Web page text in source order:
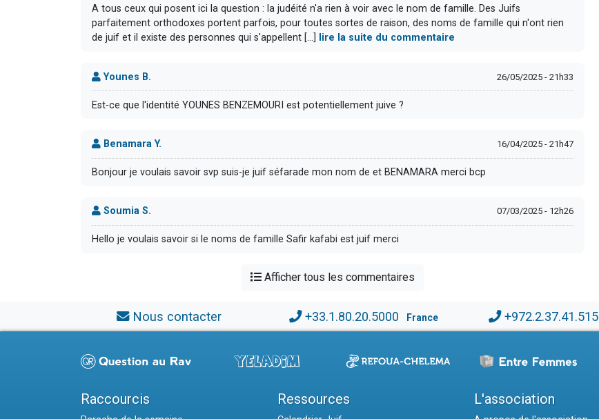
A tous ceux qui posent ici la question : la judéité n'a rien à voir avec le nom de famille. Des Juifs
parfaitement orthodoxes portent parfois, pour toutes sortes de raison, des noms de famille qui n'ont rien
de juif et il existe des personnes qui s'appellent [...]
lire la suite du commentaire
Younes B. 26/05/2025 - 21h33
Est-ce que l'identité YOUNES BENZEMOURI est potentiellement juive ?
Benamara Y. 16/04/2025 - 21h47
Bonjour je voulais savoir svp suis-je juif séfarade mon nom de et BENAMARA merci bcp
Soumia S. 07/03/2025 - 12h26
Hello je voulais savoir si le noms de famille Safir kafabi est juif merci
Afficher tous les commentaires
Nous contacter +33.1.80.20.5000 France +972.2.37.41.515
Raccourcis Ressources L'association